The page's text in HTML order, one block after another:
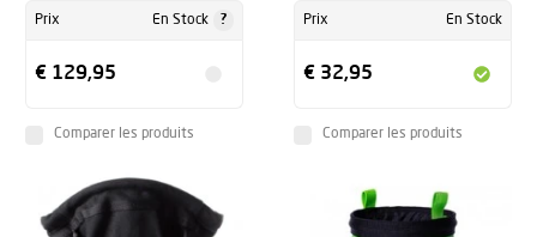
Prix En Stock ?
€ 129,95
Comparer les produits
Prix En Stock
€ 32,95
Comparer les produits